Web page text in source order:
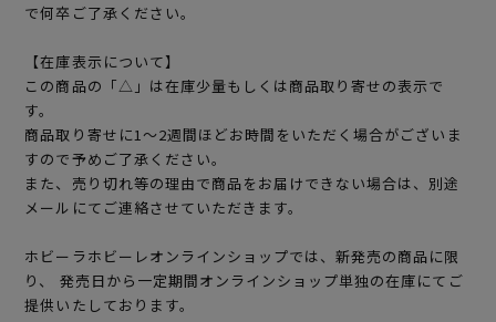
で何卒ご了承ください。
【在庫表示について】
この商品の「△」は在庫少量もしくは商品取り寄せの表示で
す。
商品取り寄せに1～2週間ほどお時間をいただく場合がございま
すので予めご了承ください。
また、売り切れ等の理由で商品をお届けできない場合は、別途
メールにてご連絡させていただきます。
ホビーラホビーレオンラインショップでは、新発売の商品に限
り、 発売日から一定期間オンラインショップ単独の在庫にてご
提供いたしております。